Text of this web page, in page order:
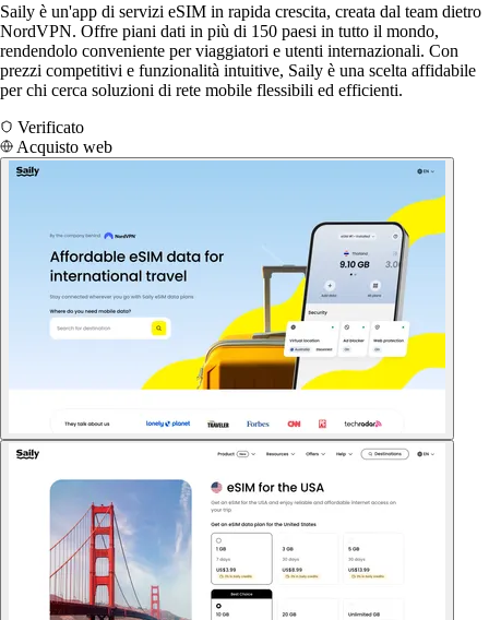
Saily è un'app di servizi eSIM in rapida crescita, creata dal team dietro
NordVPN. Offre piani dati in più di 150 paesi in tutto il mondo,
rendendolo conveniente per viaggiatori e utenti internazionali. Con
prezzi competitivi e funzionalità intuitive, Saily è una scelta affidabile
per chi cerca soluzioni di rete mobile flessibili ed efficienti.
Verificato
Acquisto web